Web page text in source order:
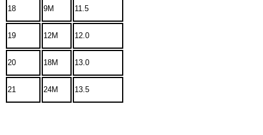
18 9M 11.5
19 12M 12.0
20 18M 13.0
21 24M 13.5